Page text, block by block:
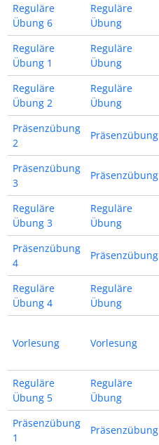
Reguläre
Übung 6
Reguläre
Übung
Reguläre
Übung 1
Reguläre
Übung
Reguläre
Übung 2
Reguläre
Übung
Präsenzübung
2
Präsenzübung
Präsenzübung
3
Präsenzübung
Reguläre
Übung 3
Reguläre
Übung
Präsenzübung
4
Präsenzübung
Reguläre
Übung 4
Reguläre
Übung
Vorlesung Vorlesung
Reguläre
Übung 5
Reguläre
Übung
Präsenzübung
1
Präsenzübung